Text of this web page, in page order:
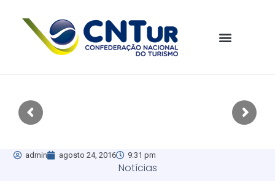
admin agosto 24, 2016 9:31 pm
Notícias